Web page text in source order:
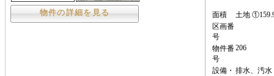
物件の詳細を見る 面積
土地
区画番
号
物件番
号
206
設備・ 排水、汚